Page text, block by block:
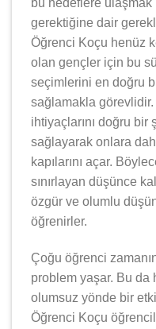
bu hedeflere
gerektiğine dair
Öğrenci Koçu henüz
olan gençler için bu
seçimlerini en doğru
sağlamakla
ihtiyaçlarını doğru
sağlayarak onlara
kapılarını açar.
sınırlayan düşünce
özgür ve olumlu
öğrenirler.
Çoğu öğrenci
problem yaşar. Bu da
olumsuz yönde bir
Öğrenci Koçu